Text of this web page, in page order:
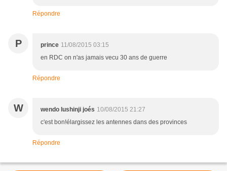
Répondre
P prince 11/08/2015 03:15
en RDC on n'as jamais vecu 30 ans de guerre
Répondre
W wendo lushinji joés 10/08/2015 21:27
c'est bon!élargissez les antennes dans des provinces
Répondre